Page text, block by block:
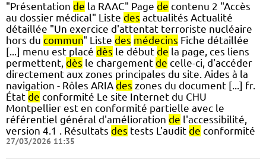
"Présentation de la RAAC" Page de contenu 2 "Accès
au dossier médical" Liste des actualités Actualité
détaillée "Un exercice d'attentat terroriste nucléaire
hors du commun" Liste des médecins Fiche détaillée
[...] menu est placé dès le début de la page, ces liens
permettent, dès le chargement de celle-ci, d'accéder
directement aux zones principales du site. Aides à la
navigation - Rôles ARIA des zones du document [...] fr.
État de conformité Le site Internet du CHU
Montpellier est en conformité partielle avec le
référentiel général d'amélioration de l'accessibilité,
version 4.1 . Résultats des tests L'audit de conformité
27/03/2026 11:35